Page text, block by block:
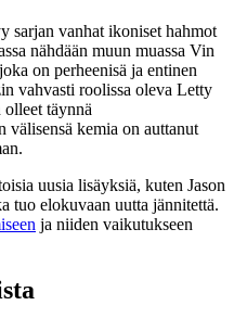
sarjan vanhat ikoniset hahmot
nähdään muun muassa Vin
on perheenisä ja entinen
vahvasti roolissa oleva Letty
täynnä
välisensä kemia on auttanut
uusia lisäyksiä, kuten Jason
tuo elokuvaan uutta jännitettä.
ja niiden vaikutukseen